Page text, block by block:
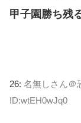
甲子園勝ち残
26: 名無しさん＠
ID:wtEH0wJq0